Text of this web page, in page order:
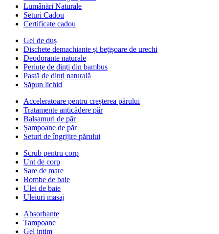
Lumânări Naturale
Seturi Cadou
Certificate cadou
Gel de duș
Dischete demachiante și bețișoare de urechi
Deodorante naturale
Periuțe de dinți din bambus
Pastă de dinți naturală
Săpun lichid
Acceleratoare pentru creșterea părului
Tratamente anticădere păr
Balsamuri de păr
Șampoane de păr
Seturi de îngrijire părului
Scrub pentru corp
Unt de corp
Sare de mare
Bombe de baie
Ulei de baie
Uleiuri masaj
Absorbante
Tampoane
Gel intim